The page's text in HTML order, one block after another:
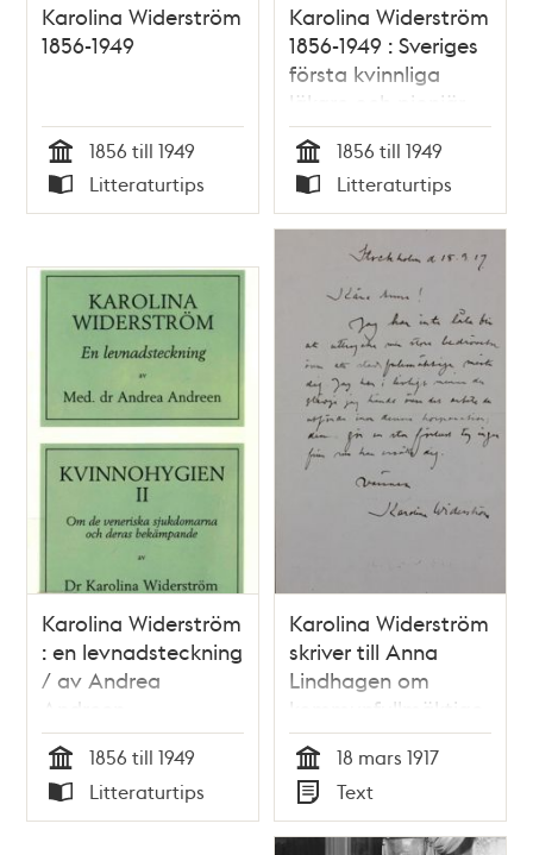
Karolina Widerström
1856-1949
Tid
1856 till 1949
Typ
Litteraturtips
Karolina Widerström
1856-1949 : Sveriges
första kvinnliga
läkare och pionjär
inom
sexualupplysningen
/ Magnus Ullman
Tid
1856 till 1949
Typ
Litteraturtips
Karolina Widerström
: en levnadsteckning
/ av Andrea
Andreen
Tid
1856 till 1949
Typ
Litteraturtips
Karolina Widerström
skriver till Anna
Lindhagen om
kommunfullmäktige
Tid
18 mars 1917
Typ
Text